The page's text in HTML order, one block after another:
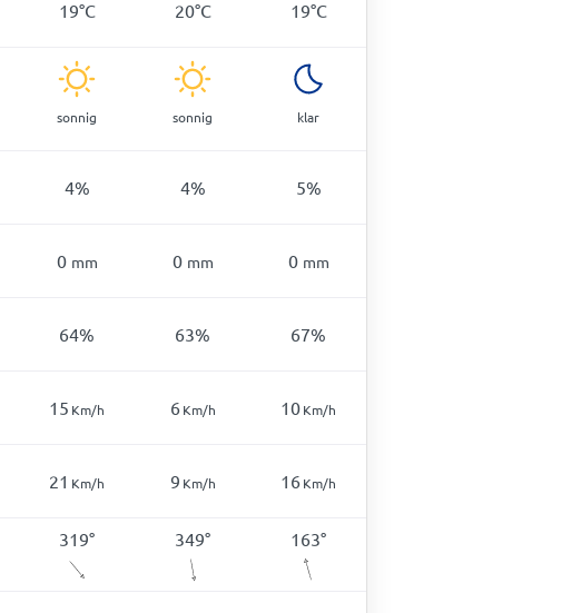
19°C 20°C 19°C
sonnig sonnig klar
4% 4% 5%
0 mm 0 mm 0 mm
64% 63% 67%
15 Km/h 6 Km/h 10Km/h
21 Km/h 9 Km/h 16Km/h
319° 349° 163°